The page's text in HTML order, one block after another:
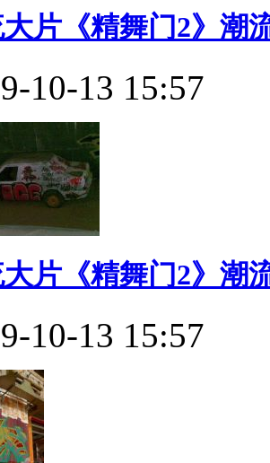
片《精舞门2》潮
10-13 15:57
片《精舞门2》潮
10-13 15:57